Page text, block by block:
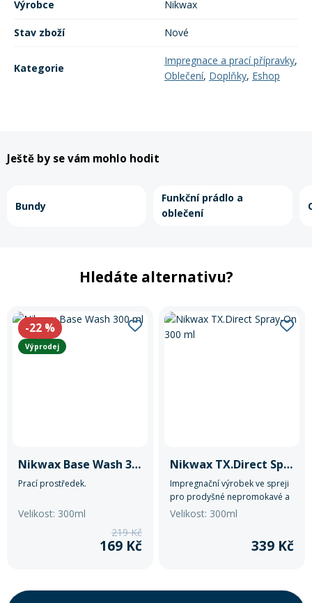
Rukavice na kolo
Výrobce Nikwax
Stav zboží Nové
Kategorie
Impregnace a prací přípravky,
Oblečení, Doplňky, Eshop
Ještě by se vám mohlo hodit
Bundy
Funkční prádlo a
oblečení
Hledáte alternativu?
-22 %
Výprodej
Nikwax Base Wash 300 ml
Prací prostředek.
Velikost: 300ml
219 Kč
169 Kč
Nikwax TX.Direct Spray-On 300 ml
Impregnační výrobek ve spreji
pro prodyšné nepromokavé a
nepropustné textilie.
Velikost: 300ml
339 Kč